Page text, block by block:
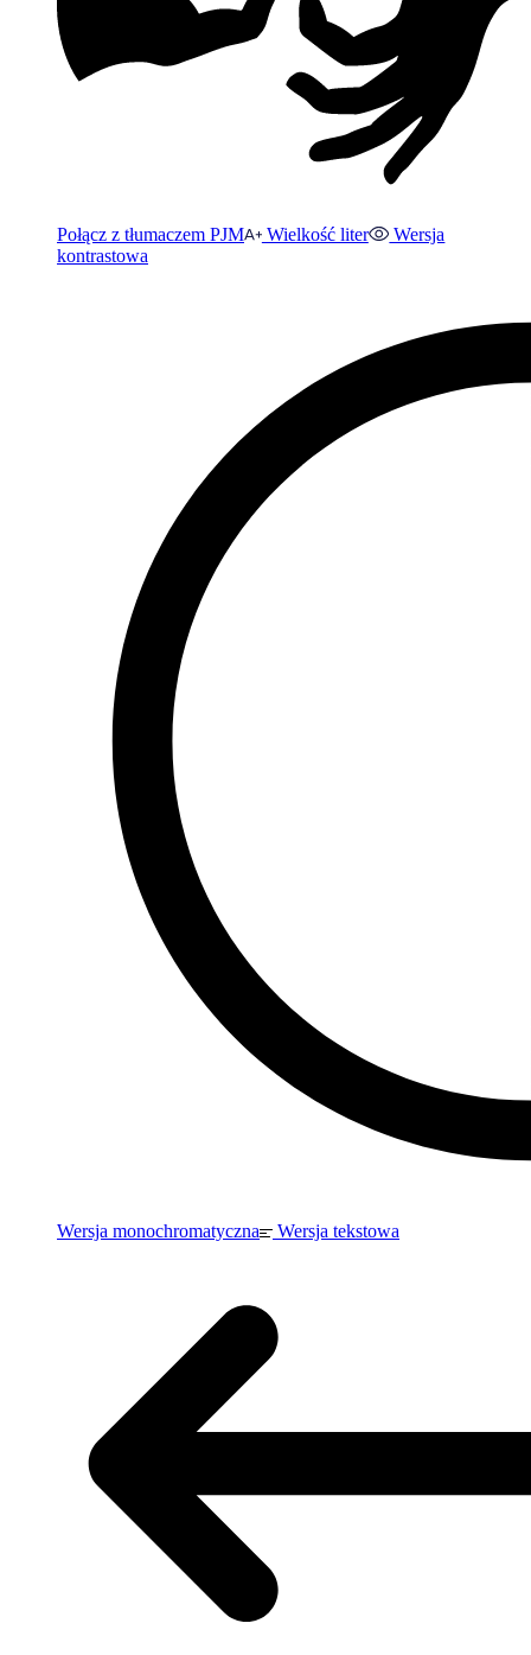
Połącz z tłumaczem PJM Wielkość liter
Wersja
kontrastowa
Wersja monochromatyczna Wersja tekstowa